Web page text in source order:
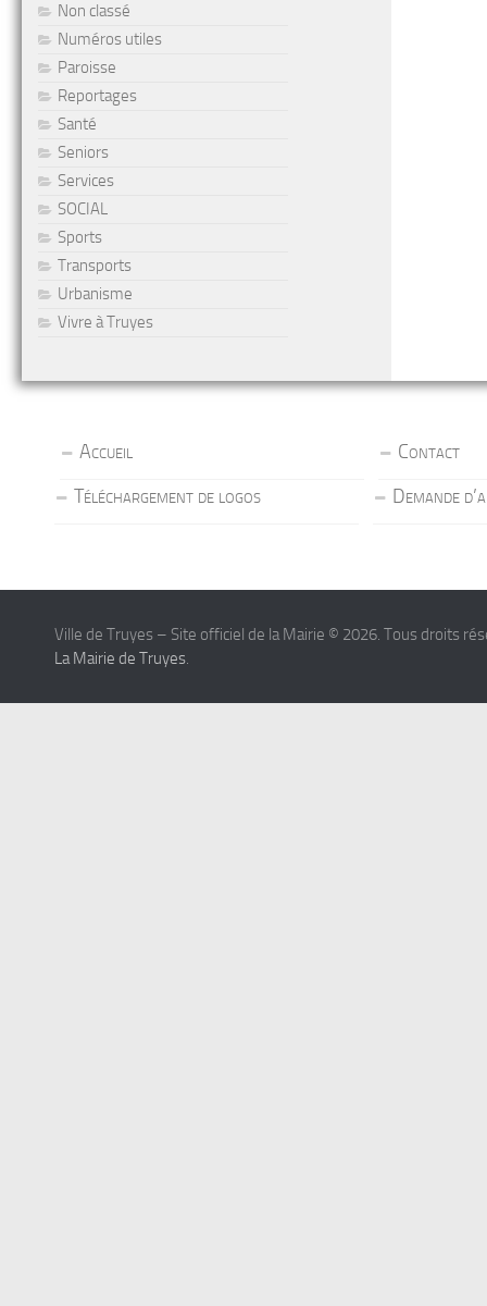
Non classé
Numéros utiles
Paroisse
Reportages
Santé
Seniors
Services
SOCIAL
Sports
Transports
Urbanisme
Vivre à Truyes
Accueil
Contact
Téléchargement de logos
Demande
Ville de Truyes – Site officiel de la Mairie © 2026. Tous droits
La Mairie de Truyes.